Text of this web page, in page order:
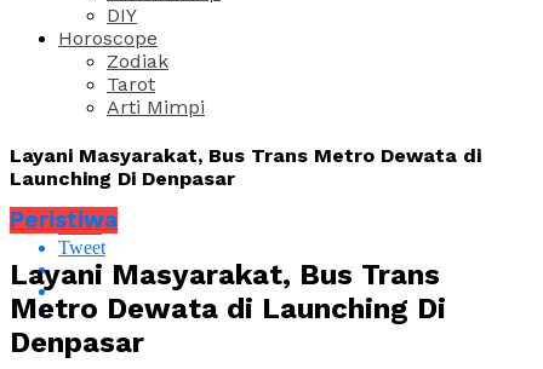
DIY
Horoscope
Zodiak
Tarot
Arti Mimpi
Layani Masyarakat, Bus Trans Metro Dewata di
Launching Di Denpasar
Share
Tweet
Peristiwa
Layani Masyarakat, Bus Trans
Metro Dewata di Launching Di
Denpasar